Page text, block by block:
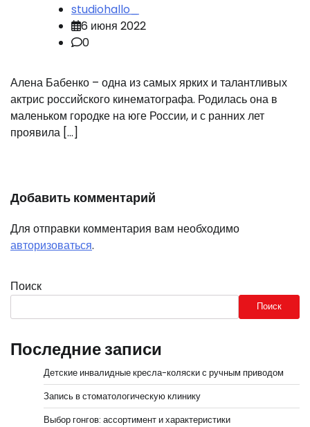
studiohallo_
6 июня 2022
0
Алена Бабенко – одна из самых ярких и талантливых
актрис российского кинематографа. Родилась она в
маленьком городке на юге России, и с ранних лет
проявила […]
Добавить комментарий
Для отправки комментария вам необходимо
авторизоваться.
Поиск
Поиск
Последние записи
Детские инвалидные кресла-коляски с ручным приводом
Запись в стоматологическую клинику
Выбор гонгов: ассортимент и характеристики